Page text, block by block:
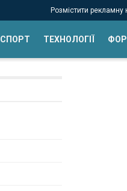
Розмістити рекламну
СПОРТ ТЕХНОЛОГІЇ